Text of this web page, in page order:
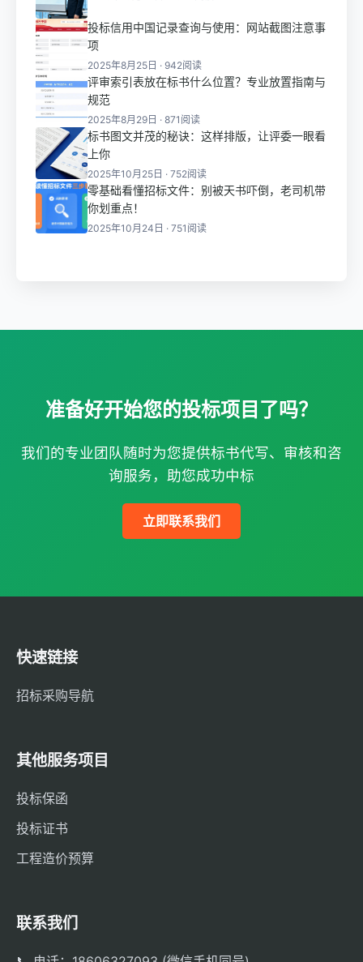
投标信用中国记录查询与使用：网站截图注意事
项
2025年8月25日 · 942阅读
评审索引表放在标书什么位置？专业放置指南与
规范
2025年8月29日 · 871阅读
标书图文并茂的秘诀：这样排版，让评委一眼看
上你
2025年10月25日 · 752阅读
零基础看懂招标文件：别被天书吓倒，老司机带
你划重点！
2025年10月24日 · 751阅读
准备好开始您的投标项目了吗？
我们的专业团队随时为您提供标书代写、审核和咨
询服务，助您成功中标
立即联系我们
快速链接
招标采购导航
其他服务项目
投标保函
投标证书
工程造价预算
联系我们